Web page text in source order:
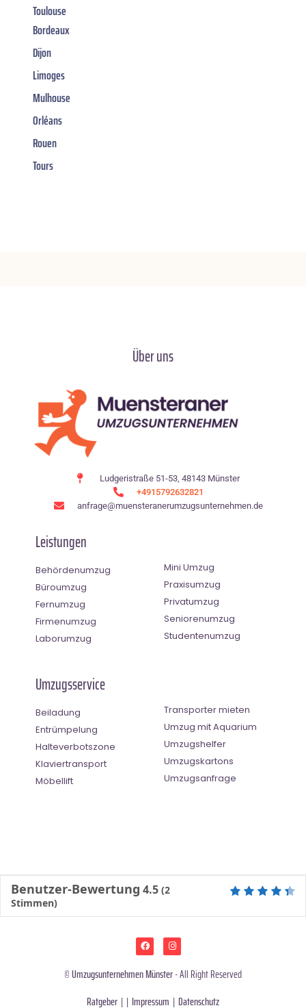
Toulouse
Bordeaux
Dijon
Limoges
Mulhouse
Orléans
Rouen
Tours
Über uns
Ludgeristraße 51-53, 48143 Münster
+4915792632821
anfrage@muensteranerumzugsunternehmen.de
Leistungen
Behördenumzug
Büroumzug
Fernumzug
Firmenumzug
Laborumzug
Mini Umzug
Praxisumzug
Privatumzug
Seniorenumzug
Studentenumzug
Umzugsservice
Beiladung
Entrümpelung
Halteverbotszone
Klaviertransport
Möbellift
Transporter mieten
Umzug mit Aquarium
Umzugshelfer
Umzugskartons
Umzugsanfrage
Benutzer-Bewertung 4.5 (2
Stimmen)
©Umzugsunternehmen Münster- All Right Reserved
Ratgeber | | Impressum | Datenschutz